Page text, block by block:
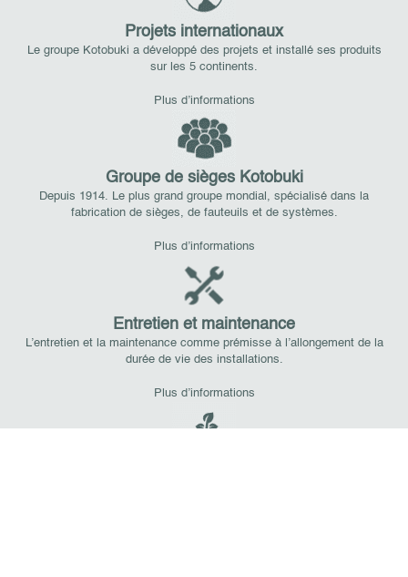
Projets internationaux
Le groupe Kotobuki a développé des projets et installé ses produits
sur les 5 continents.
Plus d’informations
Groupe de sièges Kotobuki
Depuis 1914. Le plus grand groupe mondial, spécialisé dans la
fabrication de sièges, de fauteuils et de systèmes.
Plus d’informations
Entretien et maintenance
L’entretien et la maintenance comme prémisse à l’allongement de la
durée de vie des installations.
Plus d’informations